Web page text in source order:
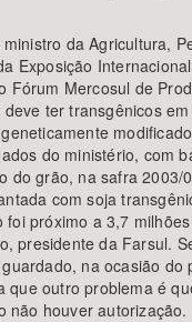
da Agricultura,
Exposição
Mercosul de
ter transgênicos
do ministério, com
do grão, na safra 2003/
com soja
próximo a 3,7
presidente da Farsul.
na ocasião
outro problema é
não houver autorização.